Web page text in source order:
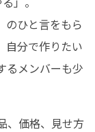
のひと言をもら
自分で作りたい
るメンバーも少
、価格、見せ方